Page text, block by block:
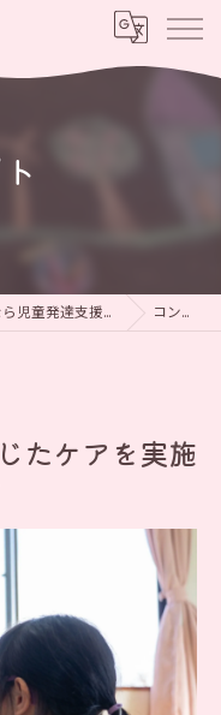
栃木県足利市の放課後等デイサービスなら児童発達支援と放課後等デイサービス 虹をつかもう コンセプト
たケアを実施